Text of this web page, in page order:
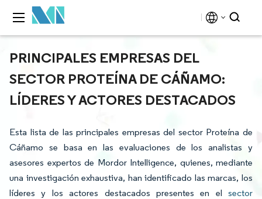
PRINCIPALES EMPRESAS DEL
SECTOR PROTEÍNA DE CÁÑAMO:
LÍDERES Y ACTORES DESTACADOS
Esta lista de las principales empresas del sector Proteína de
Cáñamo se basa en las evaluaciones de los analistas y
asesores expertos de Mordor Intelligence, quienes, mediante
una investigación exhaustiva, han identificado las marcas, los
líderes y los actores destacados presentes en el sector